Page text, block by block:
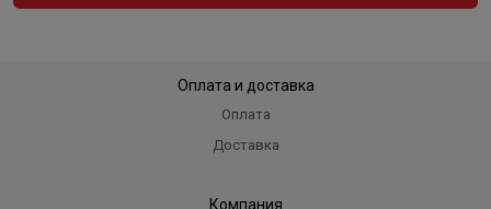
Оплата и доставка
Оплата
Доставка
Компания